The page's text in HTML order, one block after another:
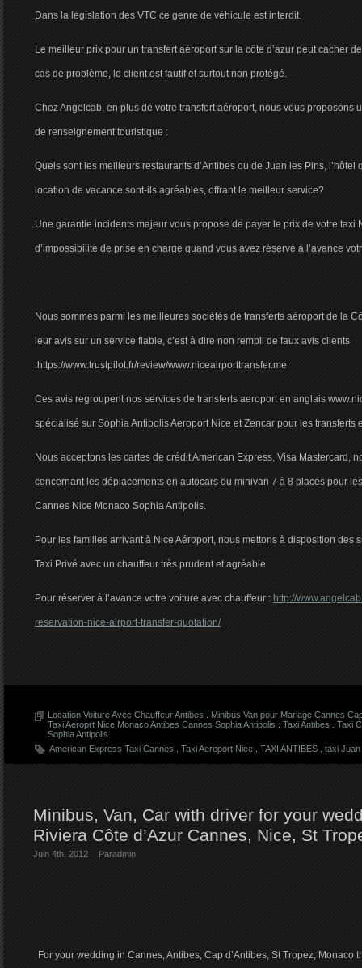
Dans la législation des VTC ce genre de véhicule est interdit.
Le meilleur prix pour un transfert aéroport sur la côte d’azur peut cacher
cas de problème, le client est fautif et surtout non protégé.
Chez Angelcab, en plus de votre transfert aéroport, nous vous proposons
de renseignement touristique :
Quels sont les meilleurs restaurants d’Antibes ou de Juan les Pins, l’hôtel
location de vacance sont-ils agréables, offrant le meilleur service?
Une garantie incidents majeur vous propose de payer le prix de votre taxi
d’impossibilité de prise en charge quand vous avez réservé à l’avance
Nous sommes parmi les meilleures sociétés de transferts aéroport de la
leur avis sur un service fiable, c’est à dire non rempli de faux avis clients
:https://www.trustpilot.fr/review/www.niceairporttransfer.me
Ces avis regroupent nos services de transferts aeroport en anglais
spécialisé sur Sophia Antipolis Aeroport Nice et Zencar pour les transferts
Nous acceptons les cartes de crédit American Express, Visa Mastercard,
concernant les déplacements en autocars ou minivan 7 à 8 places pour
Cannes Nice Monaco Sophia Antipolis.
Pour les familles arrivant à Nice Aéroport, nous mettons à disposition des
Taxi Privé avec un chauffeur très prudent et agréable
Pour réserver à l’avance votre voiture avec chauffeur : http://
reservation-nice-airport-transfer-quotation/
Location Voiture Avec Chauffeur Antibes
Minibus Van pour Mariage Cannes
Taxi Aeroprt Nice Monaco Antibes Cannes Sophia Antipolis
Taxi Antibes
Taxi
Sophia Antipolis
American Express Taxi Cannes
Taxi Aeroport Nice TAXI ANTIBES taxi
Minibus, Van, Car with driver for your
Riviera Côte d’Azur Cannes, Nice, St
Juin 4th. 2012 Paradmin
For your wedding in Cannes, Antibes, Cap d’Antibes, St Tropez, Monaco